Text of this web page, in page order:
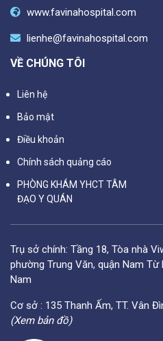
www.favinahospital.com
lienhe@favinahospital.com
VỀ CHÚNG TÔI
Liên hệ
Bảo mật
Điều khoản
Chính sách quảng cáo
PHÒNG KHÁM YHCT TÂM
ĐẠO Y QUÁN
Trụ sở chính: Tầng 18, Tòa nhà
phường Trung Văn, quận Nam
Nam
Cơ sở : 135 Thanh Ấm, TT. Vân
(Xem bản đồ)